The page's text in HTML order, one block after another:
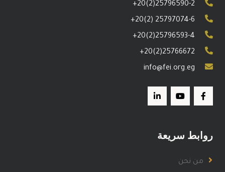
+20(2)25796590-2
+20(2) 25797074-6
+20(2)25796593-4
+20(2)25766672
info@fei.org.eg
روابط سريعة
من نحن